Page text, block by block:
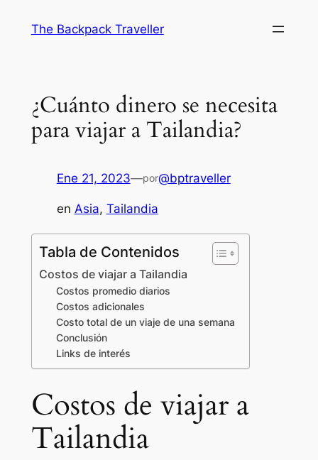
The Backpack Traveller
¿Cuánto dinero se necesita
para viajar a Tailandia?
Ene 21, 2023—por@bptraveller
en Asia, Tailandia
Tabla de Contenidos
Costos de viajar a Tailandia
Costos promedio diarios
Costos adicionales
Costo total de un viaje de una semana
Conclusión
Links de interés
Costos de viajar a
Tailandia